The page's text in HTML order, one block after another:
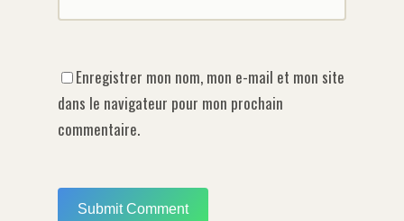
Enregistrer mon nom, mon e-mail et mon site
dans le navigateur pour mon prochain
commentaire.